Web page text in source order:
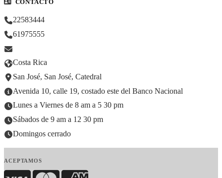
CONTACTO
22583444
61975555
Costa Rica
San José, San José, Catedral
Avenida 10, calle 19, costado este del Banco Nacional
Lunes a Viernes de 8 am a 5 30 pm
Sábados de 9 am a 12 30 pm
Domingos cerrado
ACEPTAMOS
Visa MasterCardAmerican Express